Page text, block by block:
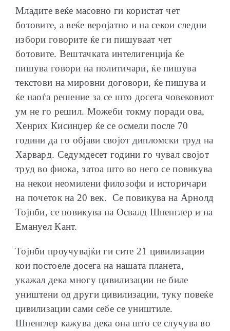
Младите веќе масовно ги користат чет
ботовите, а веќе веројатно и на секои следни
избори говорите ќе ги пишуваат чет
ботовите. Вештачката интелигенција ќе
пишува говори на политичари, ќе пишува
текстови на мировни договори, ќе пишува и
ќе наоѓа решение за се што досега човековиот
ум не го решил. Можеби токму поради ова,
Хенрих Кисинџер ќе се осмели после 70
години да го објави својот дипломски труд на
Харвард. Седумдесет години го чувал својот
труд во фиока, затоа што во него се повикува
на некои неомилени филозофи и историчари
на почеток на 20 век. Се повикува на Арнолд
Тојнби, се повикува на Освалд Шпенглер и на
Емануел Кант.
Тојнби проучувајќи ги сите 21 цивилизации
кои постоеле досега на нашата планета,
укажал дека многу цивилизации не биле
уништени од други цивилизации, туку повеќе
цивилизации сами себе се уништиле.
Шпенглер кажува дека она што се случува во